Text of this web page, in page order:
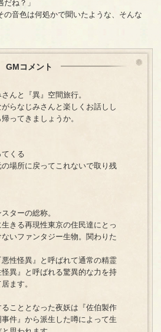
だね？」
音色は何処かで聞いたような、そんな
GMコメント
んと『異』空間旅行。
らなじみさんと楽しくお話しし
ってきましょうか。
くる
場所に戻ってこれないで取り残
ターの総称。
きる再現性東京の住民達にとっ
いファンタジー生物。関わりた
性怪異』と呼ばれて通常の精霊
異』と呼ばれる驚異的な力を持
ます。
こととなった夜妖は『佐伯製作
件』から派生した噂によって生